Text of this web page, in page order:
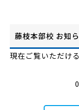
藤枝本部校 お知
現在ご覧いただけ